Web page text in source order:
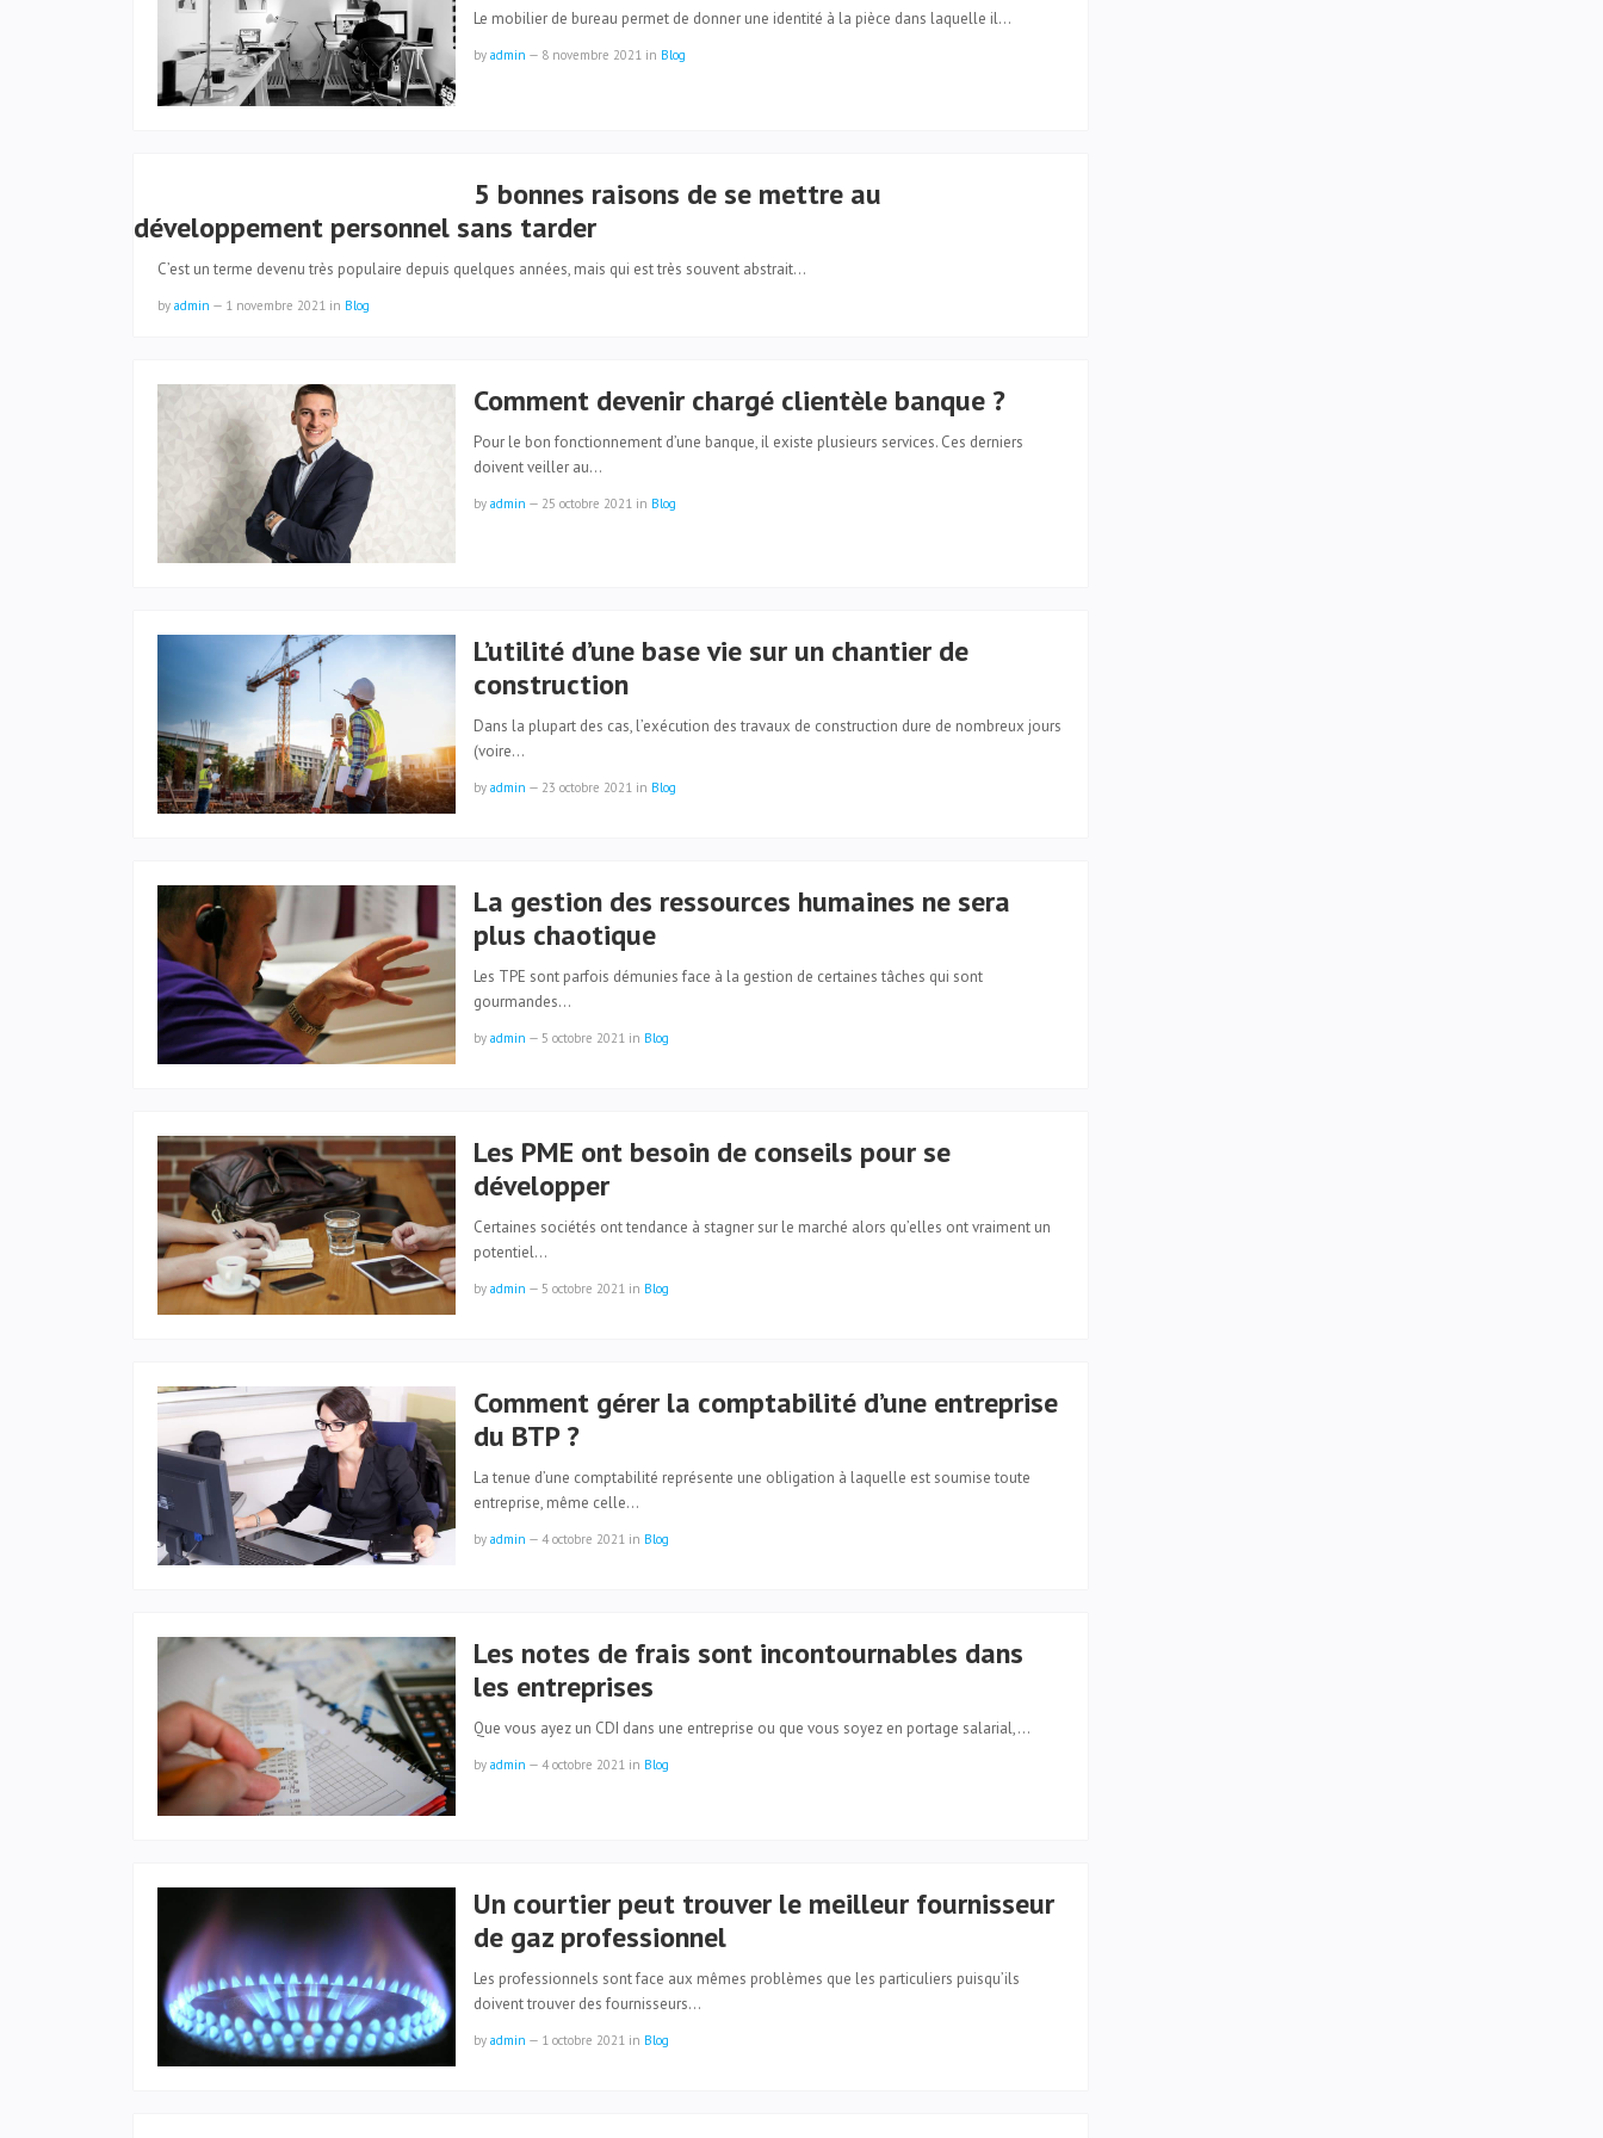
Le mobilier de bureau permet de donner une identité à la pièce dans laquelle il…
by admin — 8 novembre 2021 in Blog
5 bonnes raisons de se mettre au
développement personnel sans tarder
C’est un terme devenu très populaire depuis quelques années, mais qui est très souvent abstrait…
by admin — 1 novembre 2021 in Blog
Comment devenir chargé clientèle banque ?
Pour le bon fonctionnement d’une banque, il existe plusieurs services. Ces derniers
doivent veiller au…
by admin — 25 octobre 2021 in Blog
L’utilité d’une base vie sur un chantier de
construction
Dans la plupart des cas, l’exécution des travaux de construction dure de nombreux jours
(voire…
by admin — 23 octobre 2021 in Blog
La gestion des ressources humaines ne sera
plus chaotique
Les TPE sont parfois démunies face à la gestion de certaines tâches qui sont
gourmandes…
by admin — 5 octobre 2021 in Blog
Les PME ont besoin de conseils pour se
développer
Certaines sociétés ont tendance à stagner sur le marché alors qu’elles ont vraiment un
potentiel…
by admin — 5 octobre 2021 in Blog
Comment gérer la comptabilité d’une entreprise
du BTP ?
La tenue d’une comptabilité représente une obligation à laquelle est soumise toute
entreprise, même celle…
by admin — 4 octobre 2021 in Blog
Les notes de frais sont incontournables dans
les entreprises
Que vous ayez un CDI dans une entreprise ou que vous soyez en portage salarial,…
by admin — 4 octobre 2021 in Blog
Un courtier peut trouver le meilleur fournisseur
de gaz professionnel
Les professionnels sont face aux mêmes problèmes que les particuliers puisqu’ils
doivent trouver des fournisseurs…
by admin — 1 octobre 2021 in Blog